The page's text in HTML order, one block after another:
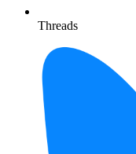
Threads